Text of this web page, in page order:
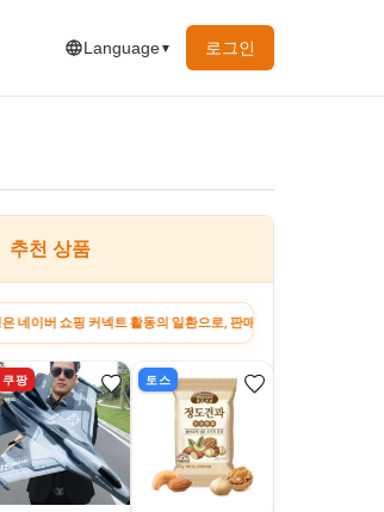
Language▼ 로그인
짤 하고 싶은 말
추천 상품
동의 일환으로, 판매 발생 시 수수료를 제공받습니다. · 이
쿠팡 토스